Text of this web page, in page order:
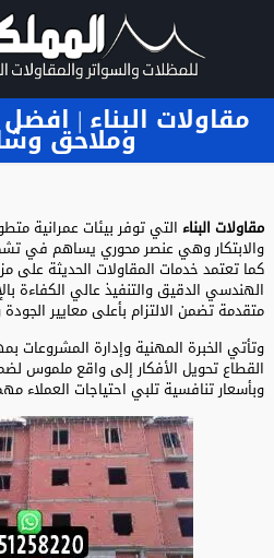
مقاولات البناء |
وملاحق
مقاولات البناء التي توفر بيئات عمرانية
والابتكار وهي عنصر محوري يساهم في
كما تعتمد خدمات المقاولات الحديثة على
الهندسي الدقيق والتنفيذ عالي الكفاءة
متقدمة تضمن الالتزام بأعلى معايير
وتأتي الخبرة المهنية وإدارة المشروعات
القطاع تحويل الأفكار إلى واقع ملموس
وبأسعار تنافسية تلبي احتياجات العملاء